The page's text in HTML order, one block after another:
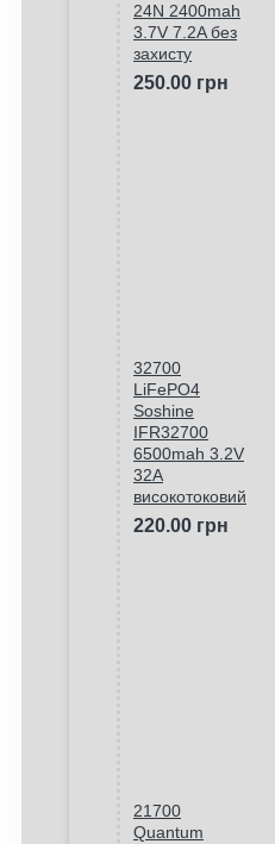
24N 2400mah
3.7V 7.2A без
захисту
250.00 грн
32700
LiFePO4
Soshine
IFR32700
6500mah 3.2V
32A
високотоковий
220.00 грн
21700
Quantum